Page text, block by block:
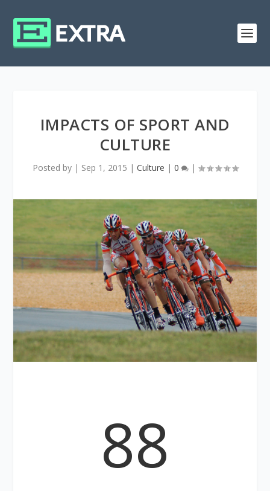
IMPACTS OF SPORT AND
CULTURE
Posted by | Sep 1, 2015 | Culture | 0 |
88